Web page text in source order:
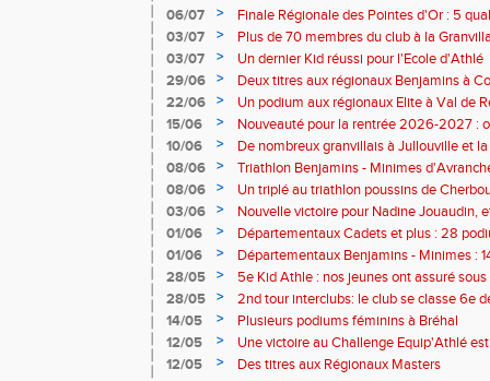
06/07
>
Finale Régionale des Pointes d'Or : 5
03/07
>
Plus de 70 membres du club à la
03/07
>
Un dernier Kid réussi pour l'Ecole d'Athlé
29/06
>
Deux titres aux régionaux Benjamins à
22/06
>
Un podium aux régionaux Elite à Val de
15/06
>
Nouveauté pour la rentrée 2026-2027 :
Baby Athlé
10/06 >
De nombreux granvillais à Jullouville et
Jouaudin et Marius Delchard
08/06 >
Triathlon Benjamins - Minimes
victoire
08/06 >
Un triplé au triathlon poussins de
03/06
>
Nouvelle victoire pour Nadine Jouaudin,
granvillais à Saint-Loup
01/06 >
Départementaux Cadets et plus : 28
01/06
>
Départementaux Benjamins - Minimes :
28/05
>
5e Kid Athle : nos jeunes ont assuré
28/05
>
2nd tour interclubs: le club se classe 6e
14/05
>
Plusieurs podiums féminins à Bréhal
12/05
>
Une victoire au Challenge Equip'Athlé
12/05
> Des titres aux Régionaux Masters